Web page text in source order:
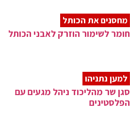
מחסנים את הכותל
חומר לשימור הוזרק לאבני הכותל
למען נתניהו
סגן שר מהליכוד ניהל מגעים עם
הפלסטינים